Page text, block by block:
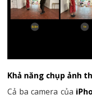
Khả năng chụp ảnh
Cả ba camera của